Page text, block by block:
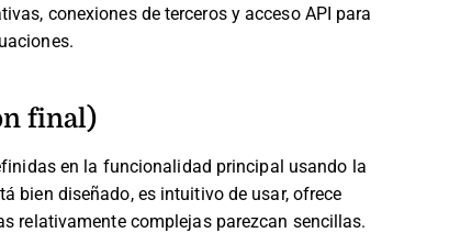
conexiones de terceros y acceso API para
final)
en la funcionalidad principal usando la
bien diseñado, es intuitivo de usar, ofrece
relativamente complejas parezcan sencillas.